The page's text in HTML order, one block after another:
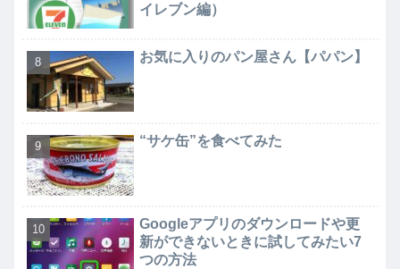
イレブン編）
お気に入りのパン屋さん【パパン】
“サケ缶”を食べてみた
Googleアプリのダウンロードや更
新ができないときに試してみたい7
つの方法